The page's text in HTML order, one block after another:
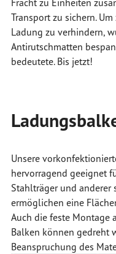
Fracht zu Einheiten
Transport zu sichern.
Ladung zu verhindern,
Antirutschmatten
bedeutete. Bis jetzt!
Unsere
hervorragend geeignet
Stahlträger und anderer
ermöglichen eine
Auch die feste Montage
Balken können gedreht
Beanspruchung des